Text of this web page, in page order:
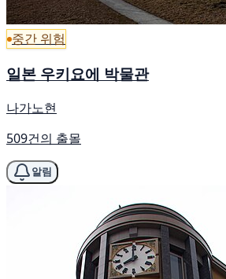
중간 위험
일본 우키요에 박물관
나가노현
509건의 출몰
알림